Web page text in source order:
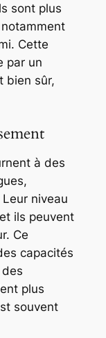
sont plus
Cette
par un
bien sûr,
à des
niveau
ils peuvent
Ce
capacités
plus
souvent